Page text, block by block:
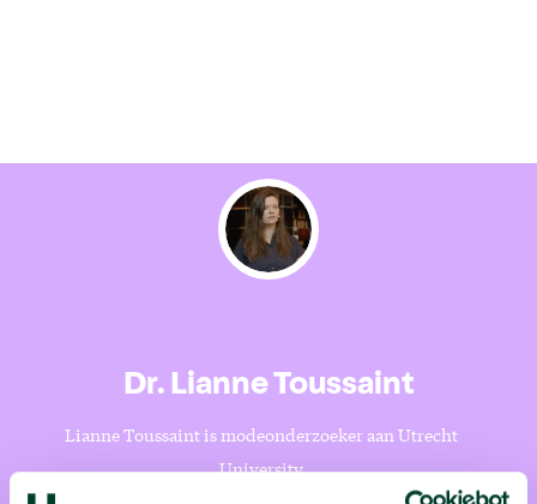
Dr. Lianne Toussaint
Lianne Toussaint is modeonderzoeker aan Utrecht
University